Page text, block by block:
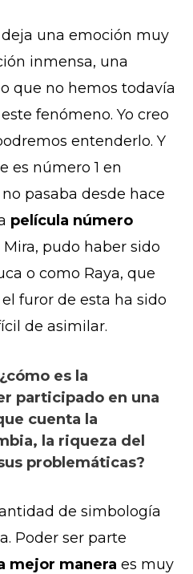
deja una emoción muy
inmensa, una
que no hemos todavía
fenómeno. Yo creo
entenderlo. Y
es número 1 en
pasaba desde hace
película número
Mira, pudo haber sido
o como Raya, que
furor de esta ha sido
de asimilar.
es la
participado en una
cuenta la
la riqueza del
problemáticas?
de simbología
Poder ser parte
mejor manera es muy